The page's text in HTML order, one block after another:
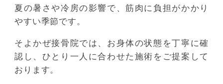
夏の暑さや冷房の影響で、筋肉に負担がかかり
やすい季節です。
そよかぜ接骨院では、お身体の状態を丁寧に確
認し、ひとり一人に合わせた施術をご提案して
おります。